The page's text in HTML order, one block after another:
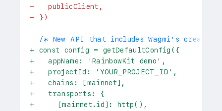
-
   publicClient,
- })
/* New API that includes Wagmi's
+ const config = getDefaultConfig({
+
   appName: 'RainbowKit demo',
+
   projectId: 'YOUR_PROJECT_ID',
+
   chains: [mainnet],
+
   transports: {
+
     [mainnet.id]: http(),